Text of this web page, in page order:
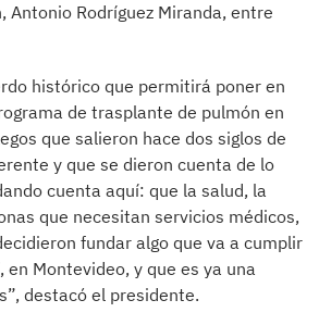
Antonio Rodríguez Miranda, entre
histórico que permitirá poner en
de trasplante de pulmón en
que salieron hace dos siglos de
y que se dieron cuenta de lo
cuenta aquí: que la salud, la
que necesitan servicios médicos,
fundar algo que va a cumplir
Montevideo, y que es ya una
destacó el presidente.